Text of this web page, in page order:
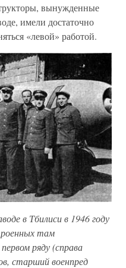
вынужденные
имели достаточно
«левой» работой.
в Тбилиси в 1946 году
там
ряду (справа
старший военпред